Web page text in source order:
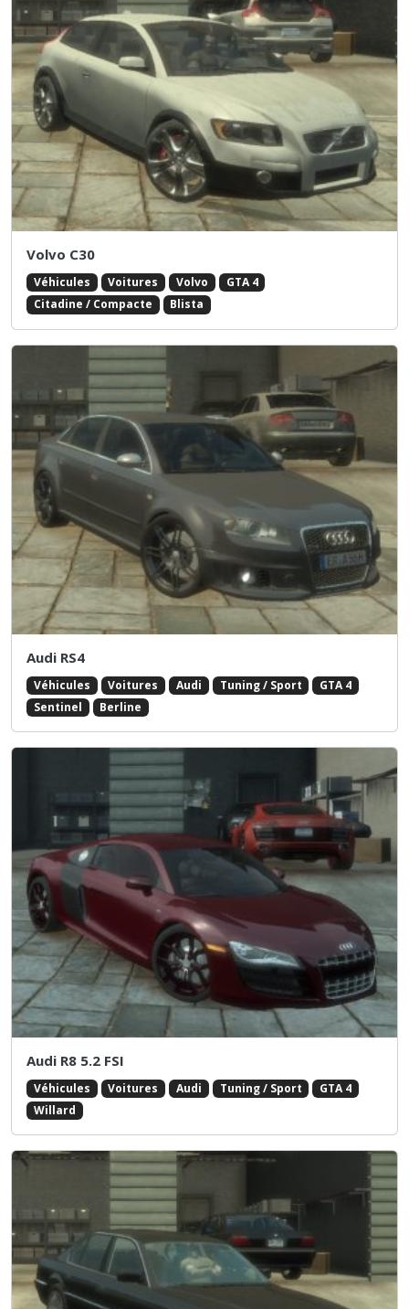
Volvo C30
Véhicules Voitures Volvo
GTA 4
Citadine / Compacte
Blista
Audi RS4
Véhicules Voitures Audi Tuning / Sport
GTA 4
Sentinel
Berline
Audi R8 5.2 FSI
Véhicules Voitures Audi Tuning / Sport
GTA 4
Willard